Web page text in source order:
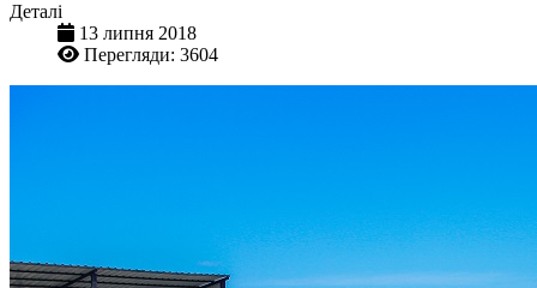
Деталі
13 липня 2018
Перегляди: 3604